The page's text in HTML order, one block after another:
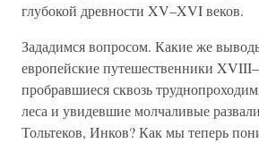
глубокой древности XV–XVI веков.
Зададимся вопросом. Какие же
европейские путешественники
пробравшиеся сквозь
леса и увидевшие молчаливые
Тольтеков, Инков? Как мы теперь